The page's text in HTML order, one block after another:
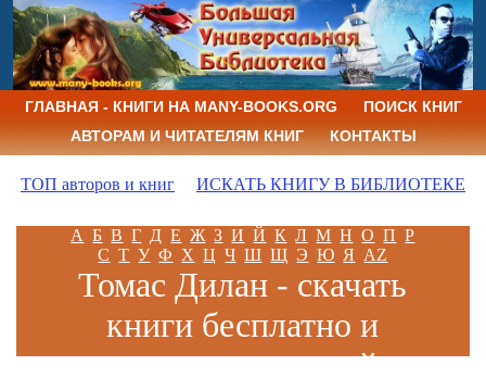
ГЛАВНАЯ - КНИГИ НА MANY-BOOKS.ORG
ПОИСК КНИГ
АВТОРАМ И ЧИТАТЕЛЯМ КНИГ
КОНТАКТЫ
ТОП авторов и книг ИСКАТЬ КНИГУ В БИБЛИОТЕКЕ
А Б В Г Д Е Ж З И Й К Л М Н О П Р
С Т У Ф Х Ц Ч Ш Щ Э Ю Я AZ
Томас Дилан - скачать
книги бесплатно и
читать книги онлайн